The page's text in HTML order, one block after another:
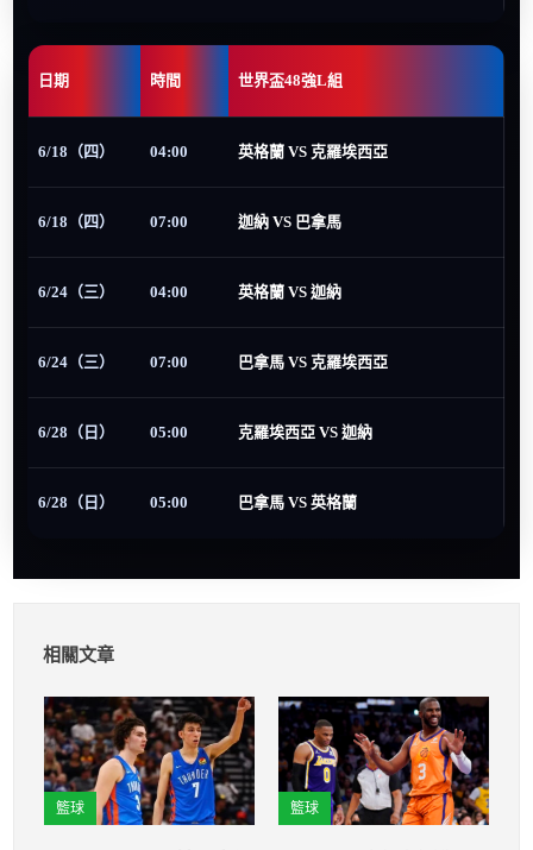
日期 時間 世界盃48強L組
6/18（四） 04:00 英格蘭 VS 克羅埃西亞
6/18（四） 07:00 迦納 VS 巴拿馬
6/24（三） 04:00 英格蘭 VS 迦納
6/24（三） 07:00 巴拿馬 VS 克羅埃西亞
6/28（日） 05:00 克羅埃西亞 VS 迦納
6/28（日） 05:00 巴拿馬 VS 英格蘭
相關文章
籃球 籃球